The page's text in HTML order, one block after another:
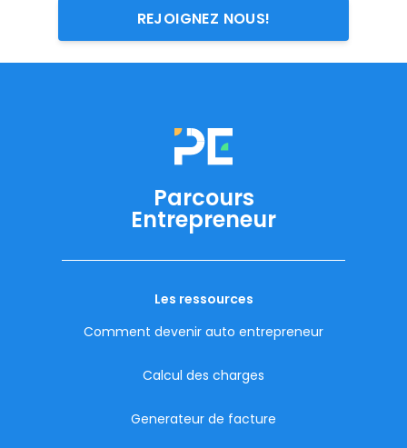
REJOIGNEZ NOUS!
Parcours
Entrepreneur
Les ressources
Comment devenir auto entrepreneur
Calcul des charges
Generateur de facture